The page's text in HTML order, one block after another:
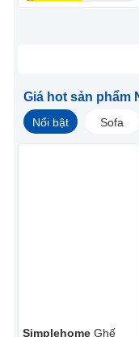
Giá hot sản phẩm
Nổi bật Sofa
Simplehome Ghế